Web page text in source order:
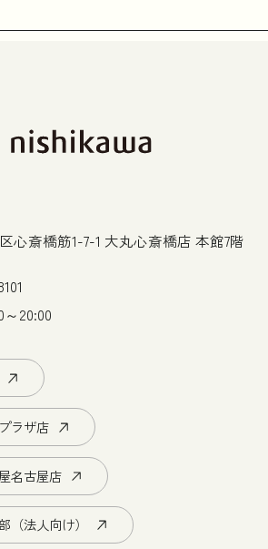
心斎橋筋1-7-1 大丸心斎橋店 本館7階
20:00
ラザ店
名古屋店
（法人向け）